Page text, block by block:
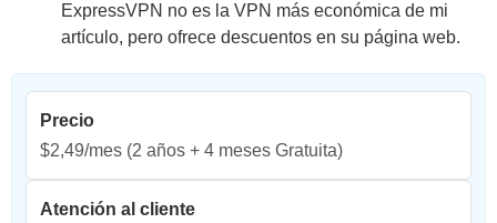
ExpressVPN no es la VPN más económica de mi
artículo, pero ofrece descuentos en su página web.
Precio
$2,49/mes (2 años + 4 meses Gratuita)
Atención al cliente